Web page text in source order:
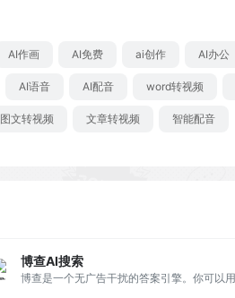
AI作画 AI免费 ai创作 AI办公
AI语音 AI配音 word转视频
图文转视频 文章转视频 智能配音
博查AI搜索